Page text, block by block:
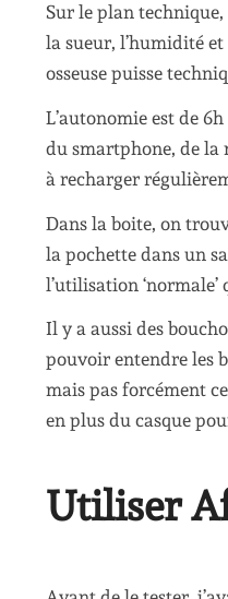
Sur le plan technique,
la sueur, l’humidité
osseuse puisse
L’autonomie est de
du smartphone, de la
à recharger
Dans la boite, on
la pochette dans un
l’utilisation
Il y a aussi des
pouvoir entendre les
mais pas forcément
en plus du casque
Utiliser